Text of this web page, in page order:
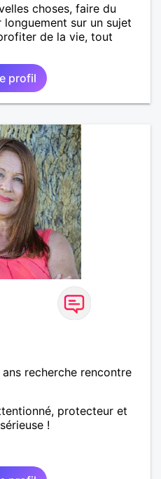
choses, faire du
sur un sujet
de la vie, tout
profil
recherche rencontre
protecteur et
!